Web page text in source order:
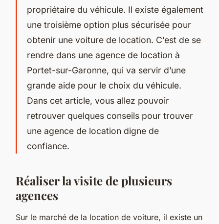
propriétaire du véhicule. Il existe également
une troisième option plus sécurisée pour
obtenir une voiture de location. C’est de se
rendre dans une agence de location à
Portet-sur-Garonne, qui va servir d’une
grande aide pour le choix du véhicule.
Dans cet article, vous allez pouvoir
retrouver quelques conseils pour trouver
une agence de location digne de
confiance.
Réaliser la visite de plusieurs
agences
Sur le marché de la location de voiture, il existe un